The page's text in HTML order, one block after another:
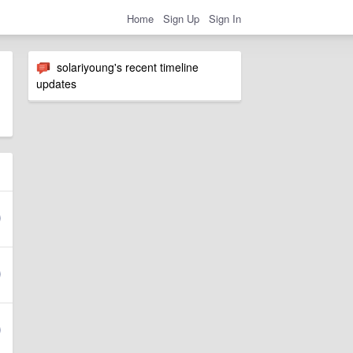
Home Sign Up Sign In
solariyoung's recent timeline
updates